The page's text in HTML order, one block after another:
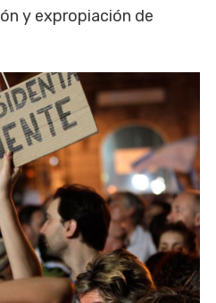
y expropiación de